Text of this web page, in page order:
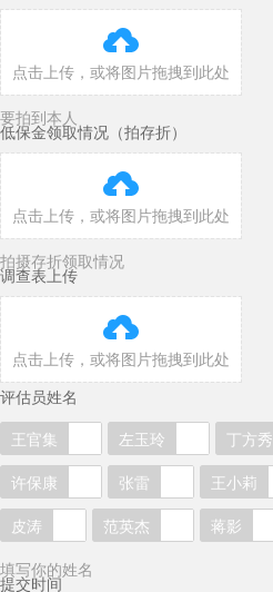

点击上传，或将图片拖拽到此处
要拍到本人
低保金领取情况（拍存折）

点击上传，或将图片拖拽到此处
拍摄存折领取情况
调查表上传

点击上传，或将图片拖拽到此处
评估员姓名
王官集
左玉玲 丁方秀
许保康
张雷 王小莉
皮涛
范英杰
蒋影
填写你的姓名
提交时间